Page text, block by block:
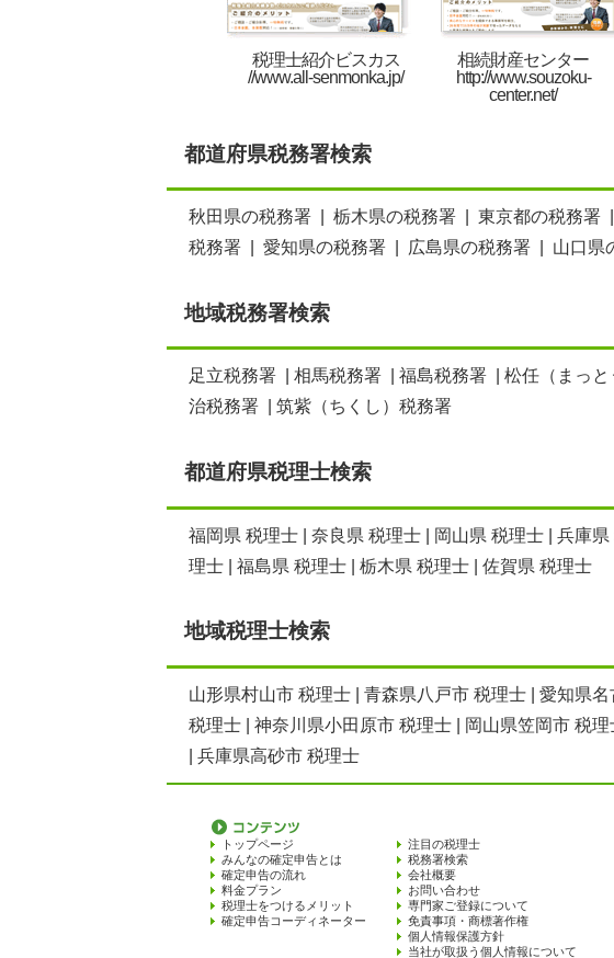
税理士紹介ビスカス
//www.all-senmonka.jp/
相続財産センター
http://www.souzoku-
center.net/
都道府県税務署検索
秋田県の税務署 栃木県の税務署 東京都の税務署
税務署
愛知県の税務署 広島県の税務署 山口県
地域税務署検索
足立税務署 相馬税務署 福島税務署 松任（まっ
治税務署
筑紫（ちくし）税務署
都道府県税理士検索
福岡県 税理士 奈良県 税理士 岡山県 税理士 兵庫県
理士
福島県 税理士 栃木県 税理士 佐賀県 税理士
地域税理士検索
山形県村山市 税理士 青森県八戸市 税理士 愛知県名
税理士
神奈川県小田原市 税理士 岡山県笠岡市 税理
兵庫県高砂市 税理士
トップページ
みんなの確定申告とは
確定申告の流れ
料金プラン
税理士をつけるメリット
確定申告コーディネーター
注目の税理士
税務署検索
会社概要
お問い合わせ
専門家ご登録について
免責事項・商標著作権
個人情報保護方針
当社が取扱う個人情報について